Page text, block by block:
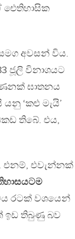
ඓතිහාසික
අවසන් විය.
ජූලි විනාශයට
ඝාතනය
‘කළු මැයි’
තිබේ. එය,
එනම්, එවැන්නක්
රටක් වශයෙන්
ඉඩ තිබුණු බව